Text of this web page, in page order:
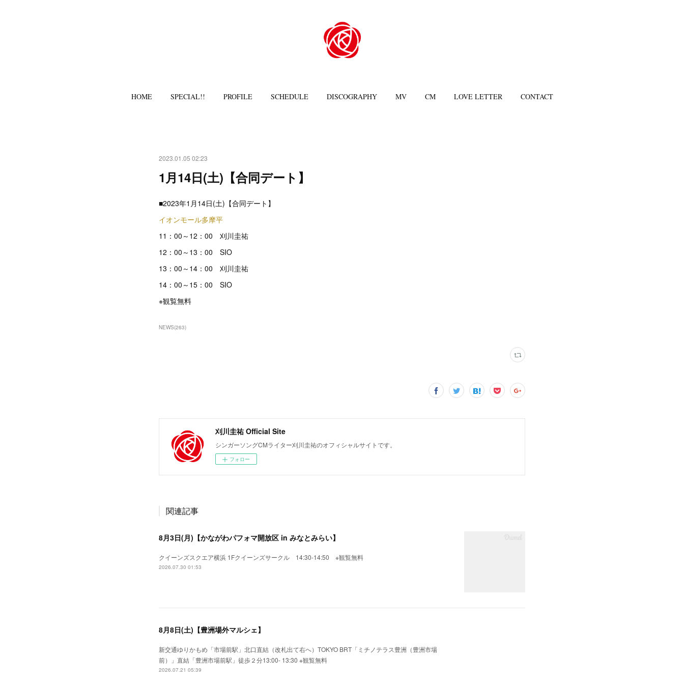
HOME SPECIAL!! PROFILE SCHEDULE DISCOGRAPHY MV CM LOVE LETTER CONTACT
2023.01.05 02:23
1月14日(土)【合同デート】
■2023年1月14日(土)【合同デート】
イオンモール多摩平
11：00～12：00 刈川圭祐
12：00～13：00 SIO
13：00～14：00 刈川圭祐
14：00～15：00 SIO
※観覧無料
NEWS(263)
刈川圭祐 Official Site
シンガーソングCMライター刈川圭祐のオフィシャルサイトです。
フォロー
関連記事
8月3日(月)【かながわパフォマ開放区 in みなとみらい】
クイーンズスクエア横浜 1Fクイーンズサークル 14:30-14:50 ※観覧無料
2026.07.30 01:53
8月8日(土)【豊洲場外マルシェ】
新交通ゆりかもめ「市場前駅」北口直結（改札出て右へ）TOKYO BRT「ミチノテラス豊洲（豊洲市場
前）」直結「豊洲市場前駅」徒歩２分13:00- 13:30 ※観覧無料
2026.07.21 05:39